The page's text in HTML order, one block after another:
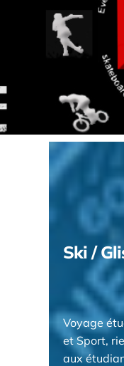
Ski /
Voyage
et Sport,
aux